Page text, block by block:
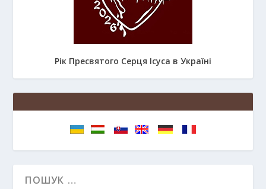
Рік Пресвятого Серця Ісуса в Україні